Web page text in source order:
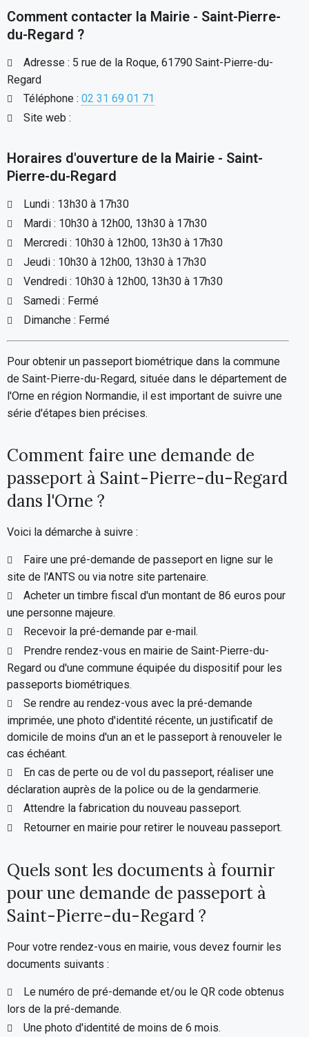
Comment contacter la Mairie - Saint-Pierre-
du-Regard ?
Adresse : 5 rue de la Roque, 61790 Saint-Pierre-du-
Regard
Téléphone : 02 31 69 01 71
Site web :
Horaires d'ouverture de la Mairie - Saint-
Pierre-du-Regard
Lundi : 13h30 à 17h30
Mardi : 10h30 à 12h00, 13h30 à 17h30
Mercredi : 10h30 à 12h00, 13h30 à 17h30
Jeudi : 10h30 à 12h00, 13h30 à 17h30
Vendredi : 10h30 à 12h00, 13h30 à 17h30
Samedi : Fermé
Dimanche : Fermé
Pour obtenir un passeport biométrique dans la commune
de Saint-Pierre-du-Regard, située dans le département de
l'Orne en région Normandie, il est important de suivre une
série d'étapes bien précises.
Comment faire une demande de
passeport à Saint-Pierre-du-Regard
dans l'Orne ?
Voici la démarche à suivre :
Faire une pré-demande de passeport en ligne sur le
site de l'ANTS ou via notre site partenaire.
Acheter un timbre fiscal d'un montant de 86 euros pour
une personne majeure.
Recevoir la pré-demande par e-mail.
Prendre rendez-vous en mairie de Saint-Pierre-du-
Regard ou d'une commune équipée du dispositif pour les
passeports biométriques.
Se rendre au rendez-vous avec la pré-demande
imprimée, une photo d'identité récente, un justificatif de
domicile de moins d'un an et le passeport à renouveler le
cas échéant.
En cas de perte ou de vol du passeport, réaliser une
déclaration auprès de la police ou de la gendarmerie.
Attendre la fabrication du nouveau passeport.
Retourner en mairie pour retirer le nouveau passeport.
Quels sont les documents à fournir
pour une demande de passeport à
Saint-Pierre-du-Regard ?
Pour votre rendez-vous en mairie, vous devez fournir les
documents suivants :
Le numéro de pré-demande et/ou le QR code obtenus
lors de la pré-demande.
Une photo d'identité de moins de 6 mois.